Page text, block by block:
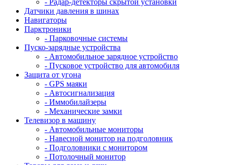
Датчики давления в шинах
Навигаторы
Парктроники
- Парковочные системы
Пуско-зарядные устройства
- Автомобильное зарядное устройство
- Пусковое устройство для автомобиля
Защита от угона
- GPS маяки
- Автосигнализация
- Иммобилайзеры
- Механические замки
Телевизор в машину
- Автомобильные мониторы
- Навесной монитор на подголовник
- Подголовники с монитором
- Потолочный монитор